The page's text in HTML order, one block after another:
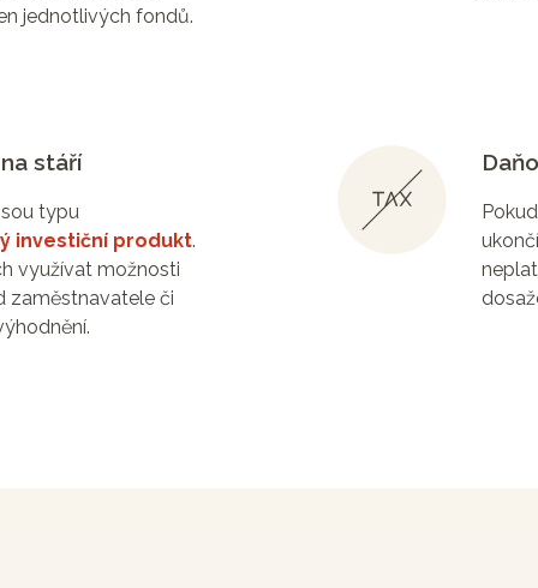
jednotlivých fondů.
stáří
typu
investiční produkt.
využívat možnosti
zaměstnavatele či